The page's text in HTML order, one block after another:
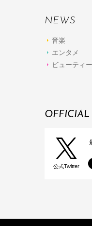
NEWS
音楽
エンタメ
ビューティー
OFFICIAL
公式Twitter